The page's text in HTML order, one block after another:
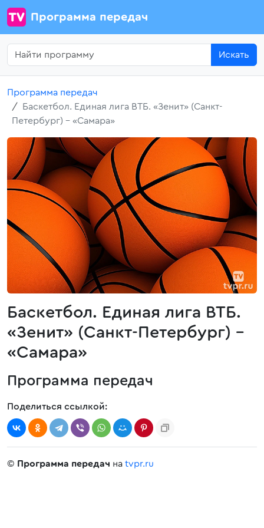
Программа передач
Искать
Программа передач
Баскетбол. Единая лига ВТБ. «Зенит» (Санкт-
Петербург) - «Самара»
Баскетбол. Единая лига ВТБ.
«Зенит» (Санкт-Петербург) -
«Самара»
Программа передач
Поделиться ссылкой:
© Программа передач на tvpr.ru